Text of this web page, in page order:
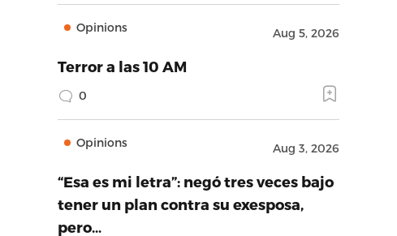
Opinions Aug 5, 2026
Terror a las 10 AM
0
Opinions Aug 3, 2026
“Esa es mi letra”: negó tres veces bajo
tener un plan contra su exesposa,
pero…